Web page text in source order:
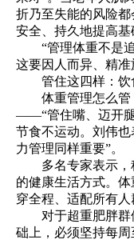
折乃至失能的风险
安全、持久地提高基
“管理体重不是追
这要因人而异、精准
管住这四样：
体重管理怎么管
——“管住嘴、迈开腿
节食不运动。刘伟
力管理同样重要”。
多名专家表示，
的健康生活方式。
穿全程、适配所有人
对于超重肥胖群
础上，必须坚持每